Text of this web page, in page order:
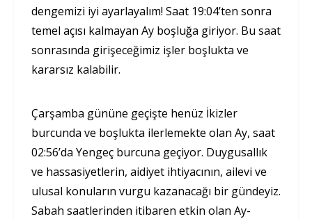
dengemizi iyi ayarlayalım! Saat 19:04’ten sonra
temel açısı kalmayan Ay boşluğa giriyor. Bu saat
sonrasında girişeceğimiz işler boşlukta ve
kararsız kalabilir.
Çarşamba gününe geçişte henüz İkizler
burcunda ve boşlukta ilerlemekte olan Ay, saat
02:56’da Yengeç burcuna geçiyor. Duygusallık
ve hassasiyetlerin, aidiyet ihtiyacının, ailevi ve
ulusal konuların vurgu kazanacağı bir gündeyiz.
Sabah saatlerinden itibaren etkin olan Ay-